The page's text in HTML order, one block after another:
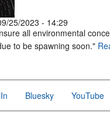
25/2023 - 14:29
all environmental
to be spawning soon."
Bluesky YouTube